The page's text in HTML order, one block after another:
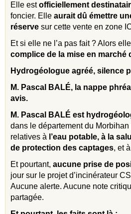
Elle estofficiellement
foncier. Elle aurait dû émettre
réserve sur cette vente en zone
Et si elle ne l’a pas fait ? Alors
complice de la mise en marché
Hydrogéologue agréé, silence
M. Pascal BALÉ, la nappe
avis.
M. Pascal BALÉ est
dans le département du
relatives à l’eau potable, à la
de protection des captages, et à
Et pourtant, aucune prise de
jour sur le projet d’incinérateur
Aucune alerte. Aucune note
partagée.